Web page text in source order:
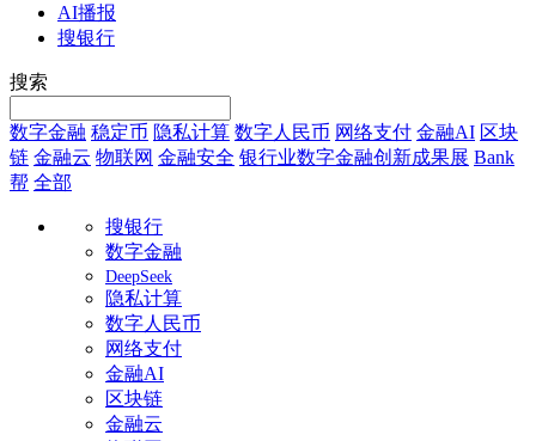
AI播报
搜银行
搜索
数字金融 稳定币 隐私计算 数字人民币 网络支付 金融AI 区块
链 金融云 物联网 金融安全 银行业数字金融创新成果展 Bank
帮 全部
搜银行
数字金融
DeepSeek
隐私计算
数字人民币
网络支付
金融AI
区块链
金融云